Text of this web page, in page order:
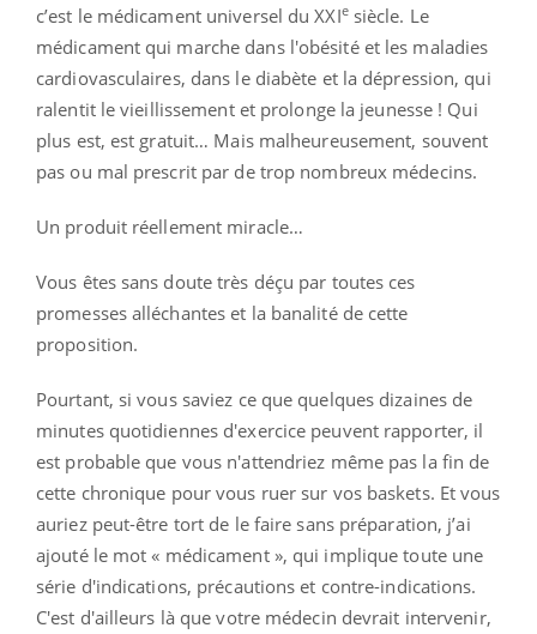
c’est le médicament universel du XXIesiècle. Le
médicament qui marche dans l'obésité et les maladies
cardiovasculaires, dans le diabète et la dépression, qui
ralentit le vieillissement et prolonge la jeunesse ! Qui
plus est, est gratuit… Mais malheureusement, souvent
pas ou mal prescrit par de trop nombreux médecins.
Un produit réellement miracle…
Vous êtes sans doute très déçu par toutes ces
promesses alléchantes et la banalité de cette
proposition.
Pourtant, si vous saviez ce que quelques dizaines de
minutes quotidiennes d'exercice peuvent rapporter, il
est probable que vous n'attendriez même pas la fin de
cette chronique pour vous ruer sur vos baskets. Et vous
auriez peut-être tort de le faire sans préparation, j’ai
ajouté le mot « médicament », qui implique toute une
série d'indications, précautions et contre-indications.
C'est d'ailleurs là que votre médecin devrait intervenir,